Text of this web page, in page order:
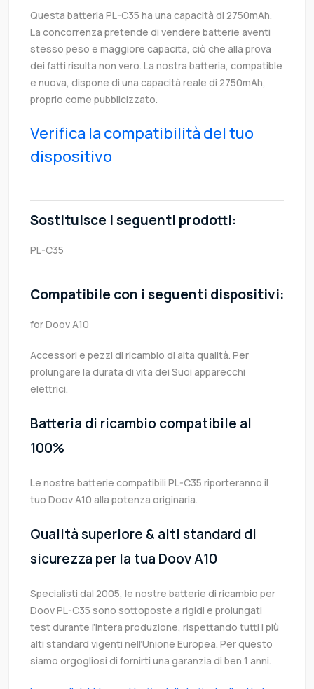
Questa batteria PL-C35 ha una capacità di 2750mAh.
La concorrenza pretende di vendere batterie aventi
stesso peso e maggiore capacità, ciò che alla prova
dei fatti risulta non vero. La nostra batteria, compatible
e nuova, dispone di una capacità reale di 2750mAh,
proprio come pubblicizzato.
Verifica la compatibilità del tuo
dispositivo
Sostituisce i seguenti prodotti:
PL-C35
Compatibile con i seguenti dispositivi:
for Doov A10
Accessori e pezzi di ricambio di alta qualità. Per
prolungare la durata di vita dei Suoi apparecchi
elettrici.
Batteria di ricambio compatibile al
100%
Le nostre batterie compatibili PL-C35 riporteranno il
tuo Doov A10 alla potenza originaria.
Qualità superiore & alti standard di
sicurezza per la tua Doov A10
Specialisti dal 2005, le nostre batterie di ricambio per
Doov PL-C35 sono sottoposte a rigidi e prolungati
test durante l’intera produzione, rispettando tutti i più
alti standard vigenti nell’Unione Europea. Per questo
siamo orgogliosi di fornirti una garanzia di ben 1 anni.